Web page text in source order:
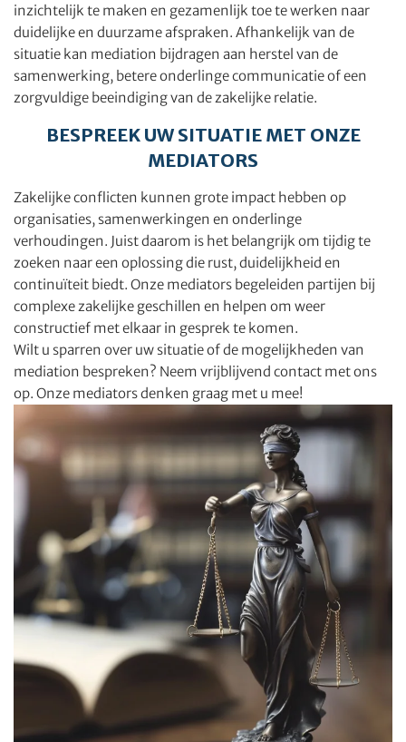
inzichtelijk te maken en gezamenlijk toe te werken naar
duidelijke en duurzame afspraken. Afhankelijk van de
situatie kan mediation bijdragen aan herstel van de
samenwerking, betere onderlinge communicatie of een
zorgvuldige beeindiging van de zakelijke relatie.
BESPREEK UW SITUATIE MET ONZE
MEDIATORS
Zakelijke conflicten kunnen grote impact hebben op
organisaties, samenwerkingen en onderlinge
verhoudingen. Juist daarom is het belangrijk om tijdig te
zoeken naar een oplossing die rust, duidelijkheid en
continuïteit biedt. Onze mediators begeleiden partijen bij
complexe zakelijke geschillen en helpen om weer
constructief met elkaar in gesprek te komen.
Wilt u sparren over uw situatie of de mogelijkheden van
mediation bespreken? Neem vrijblijvend contact met ons
op. Onze mediators denken graag met u mee!